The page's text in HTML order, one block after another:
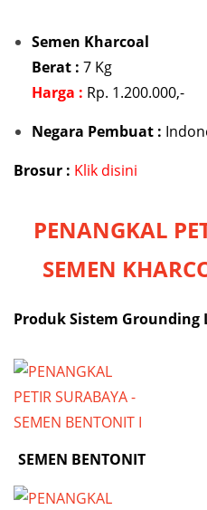
Semen Kharcoal
Berat : 7 Kg
Harga : Rp. 1.200.000,-
Negara Pembuat :
Brosur : Klik disini
PENANGKAL
SEMEN
Produk Sistem Grounding
SEMEN BENTONIT